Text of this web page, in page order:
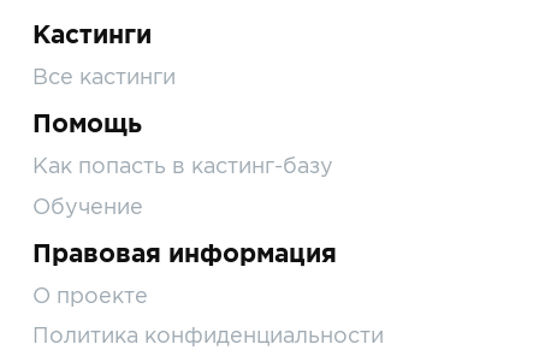
Кастинги
Все кастинги
Помощь
Как попасть в кастинг-базу
Обучение
Правовая информация
О проекте
Политика конфиденциальности